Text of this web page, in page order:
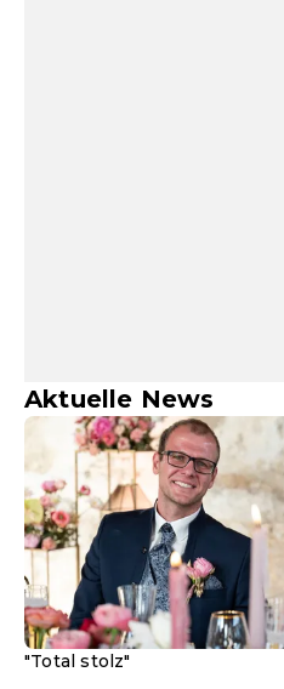
Aktuelle News
"Total stolz"